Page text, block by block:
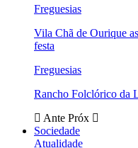
Freguesias
Vila Chã de Ourique
festa
Freguesias
Rancho Folclórico da
Ante Próx
Sociedade
Atualidade